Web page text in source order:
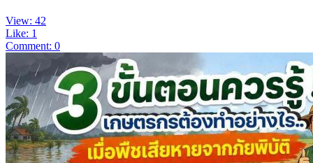
View: 42
Like: 1
Comment: 0